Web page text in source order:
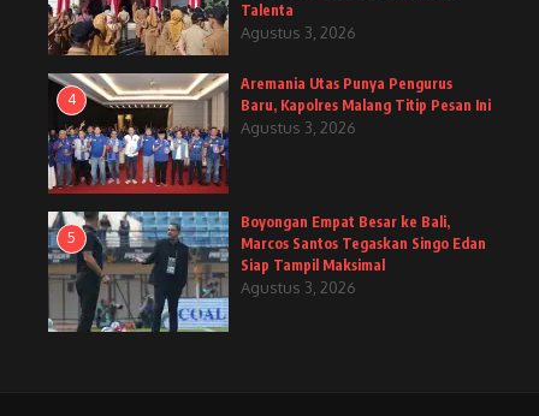
Talenta
Agustus 3, 2026
4
Aremania Utas Punya Pengurus
Baru, Kapolres Malang Titip Pesan Ini
Agustus 3, 2026
5
Boyongan Empat Besar ke Bali,
Marcos Santos Tegaskan Singo Edan
Siap Tampil Maksimal
Agustus 3, 2026